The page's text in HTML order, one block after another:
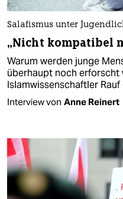
Salafismus unter
„Nicht kompatibel
Warum werden junge
überhaupt noch erforscht
Islamwissenschaftler Rauf
Interview von Anne Reinert